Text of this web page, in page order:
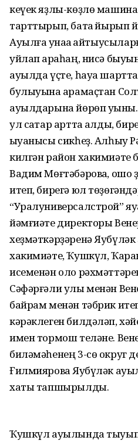
кеүек яҙлы-көҙлө
тарттырып, батҡаҡ йырып
Ауылға ҡунаҡҡа
уйлап ҡараһаң, нисә
ауылда үҫте, һауа
булыуына ҡарамаҫтан
ауылдарына йөрөп
ул саҡтар артта ҡалды,
ҡыуанысы сикһеҙ. Алһыу
килгән район
Вадим Мөғтәбәровҡа,
итеп, бирегә юл
“Уралуниверсалстрой”
йәмғиәте директоры
хеҙмәткәрҙәренә
хакимиәте, Ҡушкүл,
исеменән оло
Сәфәрғәли улы менән
байрам менән тәбрик
кәрәклеген билдәләп,
имен тормош теләне.
биләмәһенең 3-сө округ
Ғилмияровҡа Яубүләк
хаты тапшырылды.
Ҡушкүл ауылында